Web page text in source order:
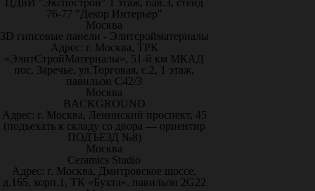
ЦДиИ "Экспострой" 1 этаж, пав.3, стенд
76-77 "Декор Интерьер"
Москва
3D гипсовые панели - Элитсройматериалы
Адрес: г. Москва, ТРК
«ЭлитСтройМатериалы», 51-й км МКАД
пос. Заречье, ул.Торговая, с.2, 1 этаж,
павильон С42/3
Москва
BACKGROUND
Адрес: г. Москва, Ленинский проспект, 45
(подъехать к складу со двора — ориентир
ПОДЪЕЗД №8)
Москва
Ceramics Studio
Адрес: г. Москва, Дмитровское шоссе,
д.165, корп.1, ТК «Бухта», павильон 2G22